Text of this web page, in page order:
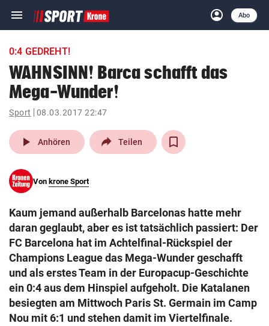
menu Navigation
ein-/ausklappen
account_circle
Anmelden
Abo
close Schließen
account_circle Anmelden
pin_drop
Wien arrow_right
search
eingeben
© Krone Multimedia GmbH & Co KG 2026
Muthgasse 2, 1190 Wien
0:4 GEDREHT!
WAHNSINN! Barca schafft das
Mega-Wunder!
Sport 08.03.2017 22:47
play_arrow Anhören Teilen
Von krone Sport
Kaum jemand außerhalb Barcelonas hatte mehr
daran geglaubt, aber es ist tatsächlich passiert: Der
FC Barcelona hat im Achtelfinal-Rückspiel der
Champions League das Mega-Wunder geschafft
und als erstes Team in der Europacup-Geschichte
ein 0:4 aus dem Hinspiel aufgeholt. Die Katalanen
besiegten am Mittwoch Paris St. Germain im Camp
Nou mit 6:1 und stehen damit im Viertelfinale.